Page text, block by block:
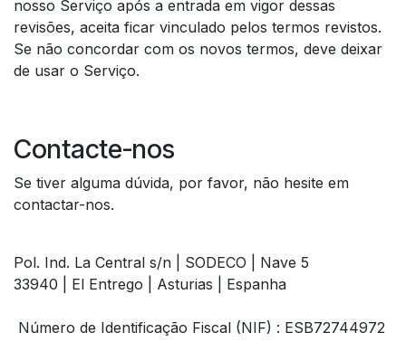
nosso Serviço após a entrada em vigor dessas
revisões, aceita ficar vinculado pelos termos revistos.
Se não concordar com os novos termos, deve deixar
de usar o Serviço.
Contacte-nos
Se tiver alguma dúvida, por favor, não hesite em
contactar-nos.
Pol. Ind. La Central s/n | SODECO | Nave 5
33940 | El Entrego | Asturias | Espanha
Número de Identificação Fiscal (NIF) : ESB72744972